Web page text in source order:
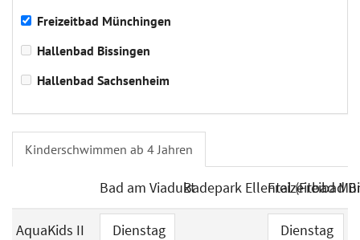
Freizeitbad Münchingen
Hallenbad Bissingen
Hallenbad Sachsenheim
Kinderschwimmen ab 4 Jahren
Bad am ViaduktBadepark Ellental (Freibad
Freizeitbad
AquaKids II Dienstag Dienstag